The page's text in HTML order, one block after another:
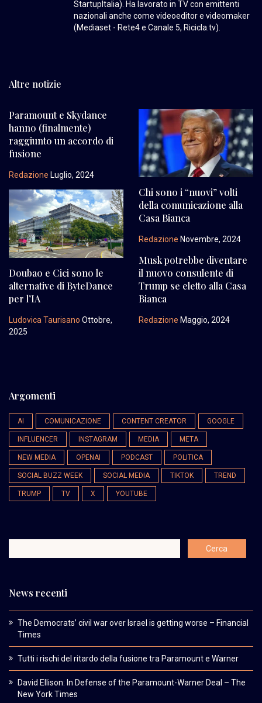
StartupItalia). Ha lavorato in TV con emittenti
nazionali anche come videoeditor e videomaker
(Mediaset - Rete4 e Canale 5, Ricicla.tv).
Altre notizie
Paramount e Skydance
hanno (finalmente)
raggiunto un accordo di
fusione
Redazione Luglio, 2024
Chi sono i “nuovi” volti
della comunicazione alla
Casa Bianca
Redazione Novembre, 2024
Doubao e Cici sono le
alternative di ByteDance
per l’IA
Ludovica Taurisano Ottobre,
2025
Musk potrebbe diventare
il nuovo consulente di
Trump se eletto alla Casa
Bianca
Redazione Maggio, 2024
Argomenti
AI COMUNICAZIONE CONTENT CREATOR GOOGLE
INFLUENCER INSTAGRAM MEDIA META
NEW MEDIA OPENAI PODCAST POLITICA
SOCIAL BUZZ WEEK SOCIAL MEDIA TIKTOK TREND
TRUMP TV X YOUTUBE
News recenti
The Democrats’ civil war over Israel is getting worse – Financial
Times
Tutti i rischi del ritardo della fusione tra Paramount e Warner
David Ellison: In Defense of the Paramount-Warner Deal – The
New York Times